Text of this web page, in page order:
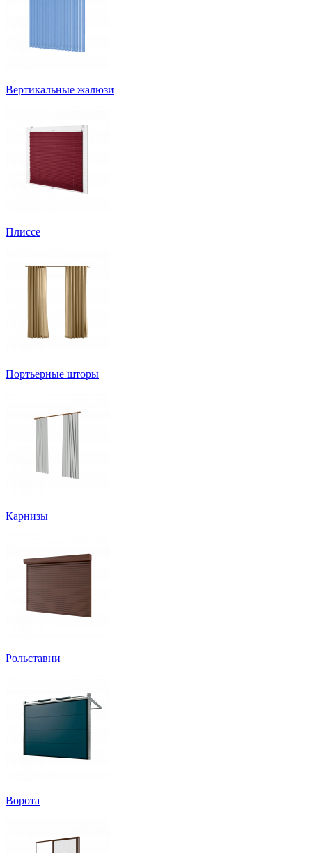
Вертикальные жалюзи
Плиссе
Портьерные шторы
Карнизы
Рольставни
Ворота